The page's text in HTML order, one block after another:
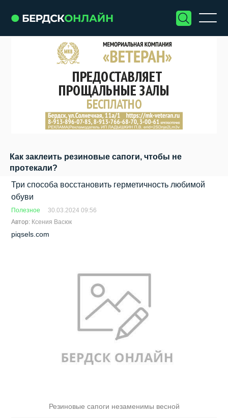
Как заклеить резиновые сапоги, чтобы не
протекали?
Три способа восстановить герметичность любимой
обуви
Полезное
30.03.2024 09:56
Автор: Ксения Васюк
piqsels.com
Резиновые сапоги незаменимы весной